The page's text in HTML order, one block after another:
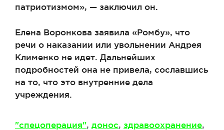
патриотизмом», — заключил он.
Елена Воронкова заявила «Ромбу», что
речи о наказании или увольнении Андрея
Клименко не идет. Дальнейших
подробностей она не привела, сославшись
на то, что это внутренние дела
учреждения.
Метки
"спецоперация", донос, здравоохранение,